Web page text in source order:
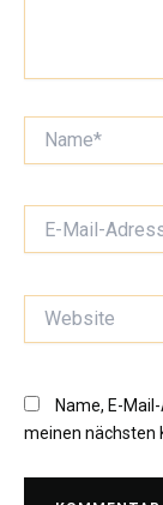
Mail-
Name, E-
meinen nächsten